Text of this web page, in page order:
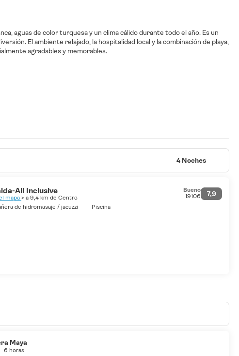
aguas de color turquesa y un clima cálido durante todo el año. Es un
El ambiente relajado, la hospitalidad local y la combinación de playa,
agradables y memorables.
4 Noches
All Inclusive
mapa > a 9,4 km de Centro
7,9
Bueno
19106
de hidromasaje / jacuzzi
Piscina
Maya
6 horas